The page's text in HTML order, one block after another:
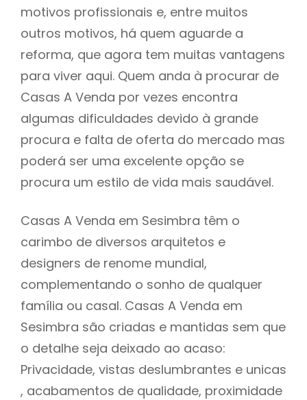
motivos profissionais e, entre muitos
outros motivos, há quem aguarde a
reforma, que agora tem muitas vantagens
para viver aqui. Quem anda à procurar de
Casas A Venda por vezes encontra
algumas dificuldades devido à grande
procura e falta de oferta do mercado mas
poderá ser uma excelente opção se
procura um estilo de vida mais saudável.
Casas A Venda em Sesimbra têm o
carimbo de diversos arquitetos e
designers de renome mundial,
complementando o sonho de qualquer
família ou casal. Casas A Venda em
Sesimbra são criadas e mantidas sem que
o detalhe seja deixado ao acaso:
Privacidade, vistas deslumbrantes e unicas
, acabamentos de qualidade, proximidade